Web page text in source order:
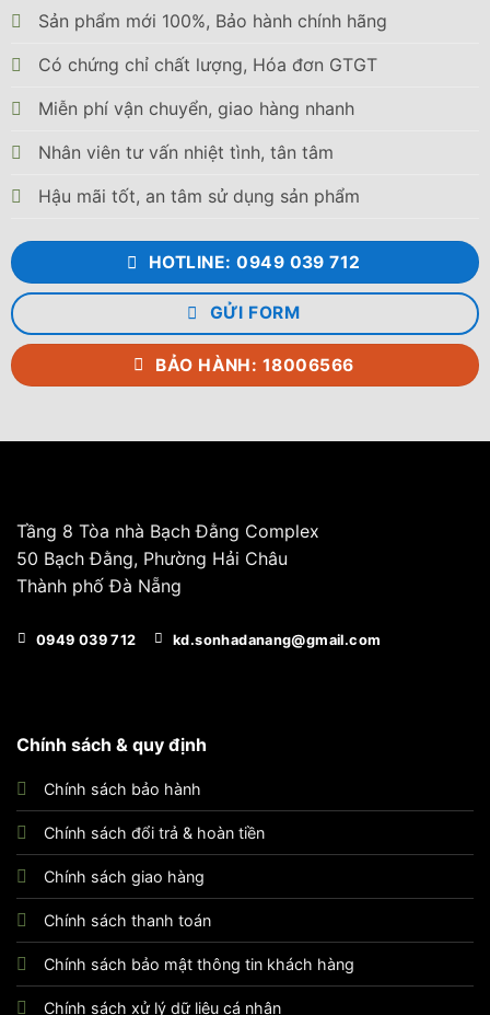
Lỗ nước vào (mm): 27
Lỗ nước ra (mm): 49
Lỗ xả đáy (mm): 27
Bảo hành (năm): 12
Tháng sản xuất: 08/2026
Sản phẩm mới 100%, Bảo hành chính hãng
Có chứng chỉ chất lượng, Hóa đơn GTGT
Miễn phí vận chuyển, giao hàng nhanh
Nhân viên tư vấn nhiệt tình, tân tâm
Hậu mãi tốt, an tâm sử dụng sản phẩm
HOTLINE: 0949 039 712
GỬI FORM
BẢO HÀNH: 18006566
Tầng 8 Tòa nhà Bạch Đằng Complex
50 Bạch Đằng, Phường Hải Châu
Thành phố Đà Nẵng
0949 039 712 kd.sonhadanang@gmail.com
Chính sách & quy định
Chính sách bảo hành
Chính sách đổi trả & hoàn tiền
Chính sách giao hàng
Chính sách thanh toán
Chính sách bảo mật thông tin khách hàng
Chính sách xử lý dữ liệu cá nhân